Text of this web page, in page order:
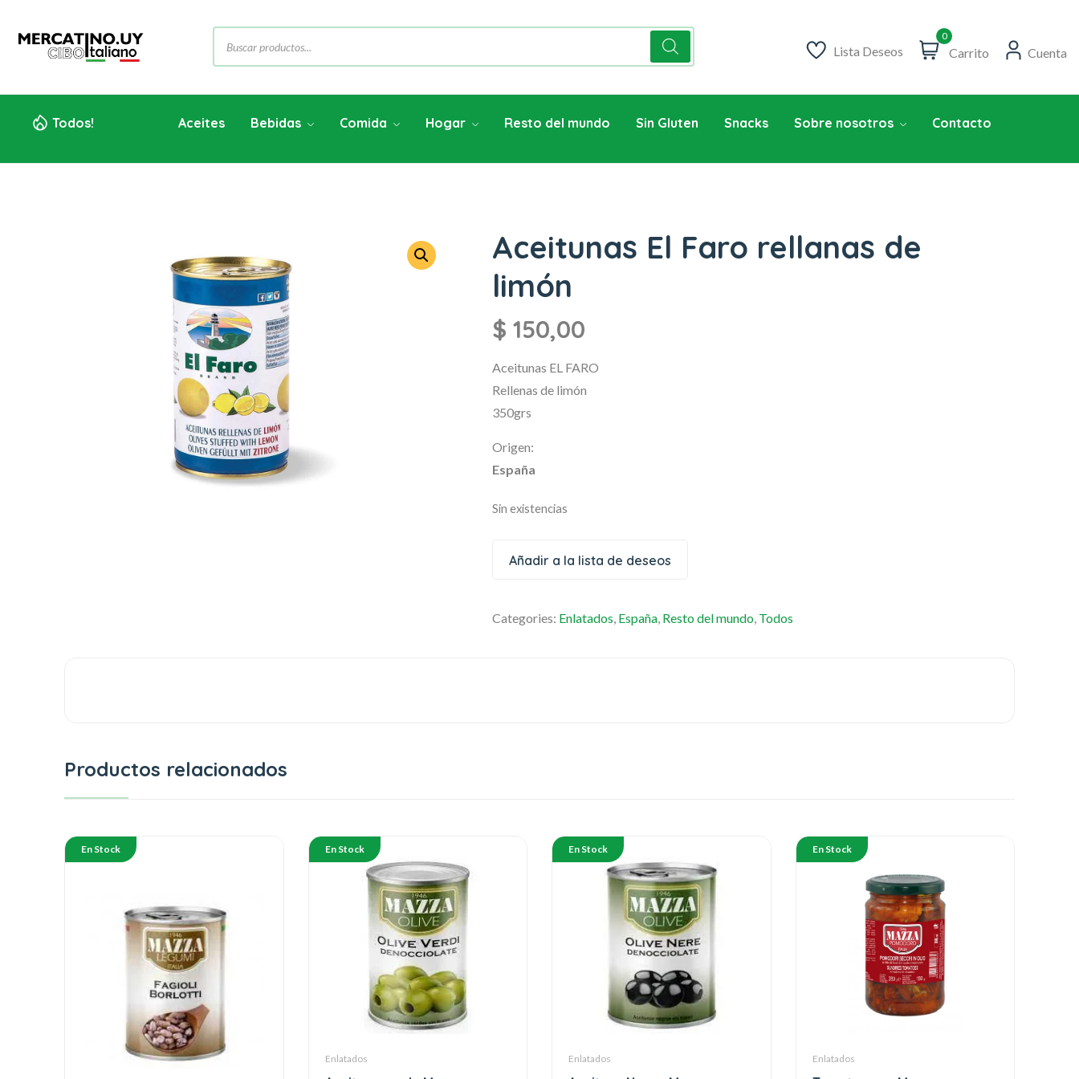
Lista Deseos
0
Carrito Cuenta
Todos! Aceites Bebidas Comida Hogar Resto del mundo Sin Gluten Snacks Sobre nosotros Contacto
Aceitunas El Faro rellanas de
limón
$ 150,00
Aceitunas EL FARO
Rellenas de limón
350grs
Origen:
España
Sin existencias
Añadir a la lista de deseos
Categories: Enlatados España Resto del mundo Todos
Productos relacionados
En Stock En Stock
Enlatados
En Stock
Enlatados
En Stock
Enlatados